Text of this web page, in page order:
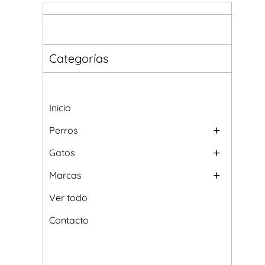
Categorías
Inicio
Perros
Gatos
Marcas
Ver todo
Contacto